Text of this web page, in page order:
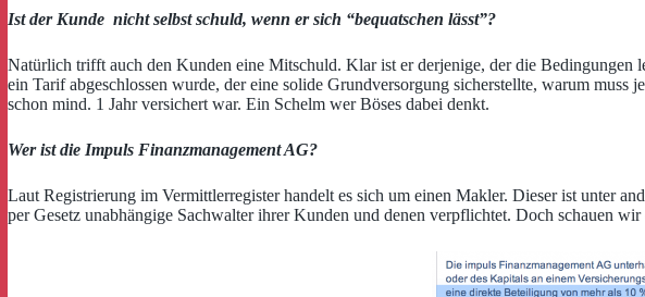
Ist der Kunde nicht selbst schuld, wenn er sich “bequatschen lässt”?
Natürlich trifft auch den Kunden eine Mitschuld. Klar ist er derjenige, der die Bedingungen
ein Tarif abgeschlossen wurde, der eine solide Grundversorgung sicherstellte, warum
schon mind. 1 Jahr versichert war. Ein Schelm wer Böses dabei denkt.
Wer ist die Impuls Finanzmanagement AG?
Laut Registrierung im Vermittlerregister handelt es sich um einen Makler. Dieser ist unter
per Gesetz unabhängige Sachwalter ihrer Kunden und denen verpflichtet. Doch schauen